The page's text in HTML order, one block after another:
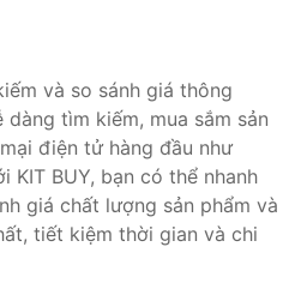
và so sánh giá thông
tìm kiếm, mua sắm sản
điện tử hàng đầu như
KIT BUY, bạn có thể nhanh
giá chất lượng sản phẩm và
tiết kiệm thời gian và chi